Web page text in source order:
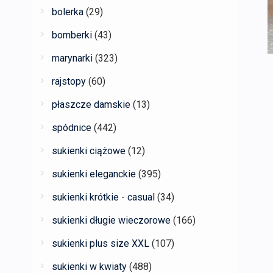
bolerka (29)
bomberki (43)
marynarki (323)
rajstopy (60)
płaszcze damskie (13)
spódnice (442)
sukienki ciążowe (12)
sukienki eleganckie (395)
sukienki krótkie - casual (34)
sukienki długie wieczorowe (166)
sukienki plus size XXL (107)
sukienki w kwiaty (488)